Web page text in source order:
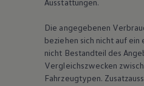
Ausstattungen.
Die angegebenen
beziehen sich nicht auf ein
nicht Bestandteil des
Vergleichszwecken
Fahrzeugtypen.